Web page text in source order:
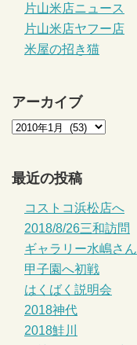
片山米店ニュース
片山米店ヤフー店
米屋の招き猫
アーカイブ
最近の投稿
コストコ浜松店へ
2018/8/26三和訪問
ギャラリー水嶋さん
甲子園へ初戦
はくばく説明会
2018神代
2018鮭川